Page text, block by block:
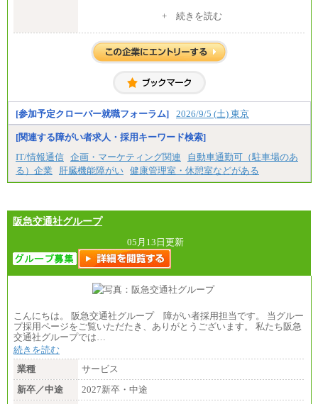
月給 200,000円～250,000円
入社時の処遇は経験・能力を考慮の上、当社規程に
より決定します。
お伝えします。
+ 続きを読む
[参加予定クローバー就職フォーラム] 2026/9/5 (土) 東京
[関連する障がい者求人・採用キーワード検索]
IT/情報通信 企画・マーケティング関連
自動車通勤可（駐車場のあ
る）企業
肝臓機能障がい 健康管理室・休憩室などがある
阪急交通社グループ
05月13日更新
こんにちは。 阪急交通社グループ 障がい者採用担当です。 当グルー
プ採用ページをご覧いただたき、ありがとうございます。 私たち阪急
交通社グループでは…
続きを読む
業種
サービス
新卒／中途
2027新卒・中途